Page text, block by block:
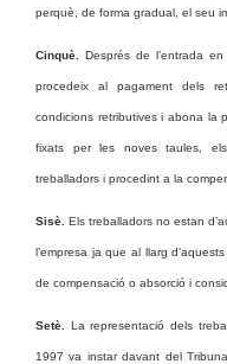
perquè, de forma gradual, el seu
Cinquè. Després de l’entrada
procedeix al pagament dels
condicions retributives i abona la
fixats per les noves taules,
treballadors i procedint a la
Sisè. Els treballadors no estan
l’empresa ja que al llarg
de compensació o absorció i
Setè. La representació dels
1997 va instar davant del